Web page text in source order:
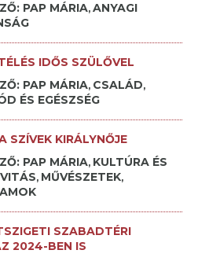
PAP MÁRIA,ANYAGI
IDŐS SZÜLŐVEL
PAP MÁRIA, CSALÁD,
ÉS EGÉSZSÉG
SZÍVEK KIRÁLYNŐJE
PAP MÁRIA, KULTÚRA ÉS
, MŰVÉSZETEK,
SZABADTÉRI
2024-BEN IS